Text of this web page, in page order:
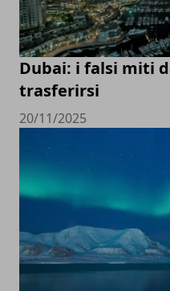
Dubai: i falsi miti
trasferirsi
20/11/2025